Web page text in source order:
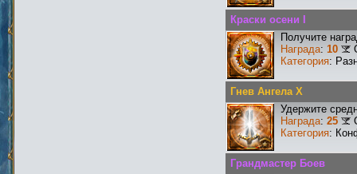
Краски осени I
Получите
Награда: 10
Категория:
Гнев Ангела X
Удержите
Награда: 25
Категория:
Грандмастер Боев